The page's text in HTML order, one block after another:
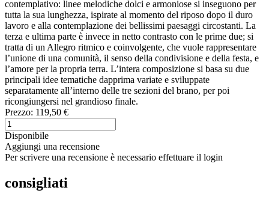
contemplativo: linee melodiche dolci e armoniose si inseguono per
tutta la sua lunghezza, ispirate al momento del riposo dopo il duro
lavoro e alla contemplazione dei bellissimi paesaggi circostanti. La
terza e ultima parte è invece in netto contrasto con le prime due; si
tratta di un Allegro ritmico e coinvolgente, che vuole rappresentare
l’unione di una comunità, il senso della condivisione e della festa, e
l’amore per la propria terra. L’intera composizione si basa su due
principali idee tematiche dapprima variate e sviluppate
separatamente all’interno delle tre sezioni del brano, per poi
ricongiungersi nel grandioso finale.
Prezzo: 119,50 €
Disponibile
Aggiungi una recensione
Per scrivere una recensione è necessario effettuare il login
consigliati